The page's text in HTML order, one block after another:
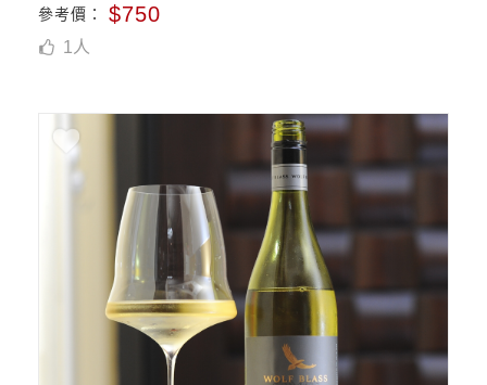
參考價： $750
1 人